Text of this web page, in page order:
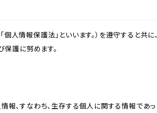
情報保護法」といいます。）を遵守すると共に、
保護に努めます。
報、すなわち、生存する個人に関する情報であっ